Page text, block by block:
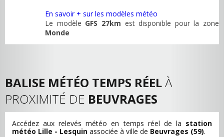
En savoir + sur les modèles météo
Le modèle GFS 27km est disponible pour la zone
Monde
BALISE MÉTÉO TEMPS RÉELÀ
PROXIMITÉ DE BEUVRAGES
Accédez aux relevés météo en temps réel de la station
météo Lille - Lesquin associée à ville de Beuvrages (59).